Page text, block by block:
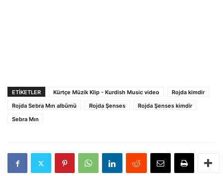
ETIKETLER Kürtçe Müzik Klip - Kurdish Music video
Rojda kimdir
Rojda Sebra Mın albümü
Rojda Şenses
Rojda Şenses kimdir
Sebra Mın